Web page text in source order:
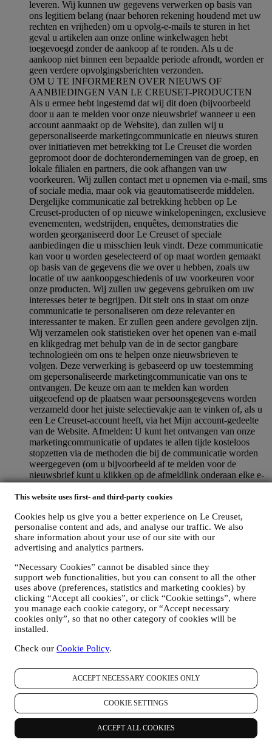
This website uses first- and third-party cookies
Cookies help us give you a better experience on Le Creuset,
personalise content and ads, and analyse our traffic. We also
share information about your use of our site with our
advertising and analytics partners.
“Necessary Cookies” cannot be disabled since they
support web functionalities, but you can consent to all the other
uses above (preferences, statistics and marketing cookies) by
clicking “Accept all cookies”, or click “Cookie settings”, where
you manage each cookie category, or “Accept necessary
cookies only”, so that no other category of cookies will be
installed.
Check our Cookie Policy.
ACCEPT NECESSARY COOKIES ONLY
COOKIE SETTINGS
ACCEPT ALL COOKIES
leveren. Wij kunnen uw gegevens verwerken op basis van
ons legitiem belang (naar behoren rekening houdend met uw
rechten en vrijheden) om u opvolg-e-mails te sturen in het
geval u artikelen aan onze online winkelwagen hebt
toegevoegd zonder de aankoop af te ronden. Als u de
aankoop niet binnen een bepaalde periode afrondt, worden er
geen verdere opvolgingsberichten verzonden.
OM U TE INFORMEREN OVER NIEUWS OF
AANBIEDINGEN VAN LE CREUSET-PRODUCTEN
Als u ermee hebt ingestemd dat wij dit doen (bijvoorbeeld
door u aan te melden voor onze nieuwsbrief wanneer u een
account aanmaakt op de Website), dan zullen wij u
gepersonaliseerde marketingcommunicatie en nieuws sturen
over initiatieven met betrekking tot Le Creuset die worden
gepromoot door de dochterondernemingen van de groep, en
lokale filialen en partners, die ook afhangen van uw
voorkeuren. Wij zullen contact met u opnemen via e-mail, sms
of sociale media, maar ook via geautomatiseerde middelen.
Dergelijke communicatie zal betrekking hebben op Le
Creuset-producten of op nieuwe winkelopeningen, exclusieve
evenementen, wedstrijden, enquêtes, demonstraties die
worden georganiseerd door Le Creuset of speciale
aanbiedingen die u misschien leuk vindt. Deze communicatie
kan voor u worden geselecteerd of op maat worden gemaakt
op basis van de gegevens die we over u hebben, zoals uw
locatie of uw aankoopgeschiedenis of uw voorkeuren voor
onze producten. Wij zullen uw gegevens gebruiken om uw
interesses beter te begrijpen. Dit stelt ons in staat om onze
communicatie te personaliseren om deze relevanter en
interessanter te maken. Er zullen geen andere gevolgen zijn.
Wij verzamelen ook statistieken over het openen van e-mail
en klikgedrag met behulp van de in de sector gangbare
technologieën om ons te helpen onze nieuwsbrieven te
volgen. Deze verwerking is gebaseerd op uw toestemming
om gepersonaliseerde marketingcommunicatie van ons te
ontvangen. De keuze om aan te melden kan worden
uitgeoefend op de plaatsen waar persoonsgegevens worden
verzameld door het juiste selectievakje aan te vinken of, als u
een Le Creuset-account heeft, via het Mijn account-gedeelte
van de Website. Afmelden: U kunt het ontvangen van onze
marketingcommunicatie of updates te allen tijde kosteloos
stopzetten via de methoden die bij de communicatie worden
weergegeven (om u bijvoorbeeld af te melden voor de
nieuwsbrief kunt u klikken op de afmeldlink onderaan elke e-
mail). Als u een Le Creuset account hebt, kunt u eenvoudig
uw marketingvoorkeuren beheren. Als u onze
e-mail sturen naarprivacy@lecreuset.com. Wij zullen uw
afmelding zo spoedig mogelijk verwerken, maar in sommige
gevallen kunt u nog enkele berichten ontvangen totdat de
afmelding volledig is verwerkt.
Weet dat wij uw contactgegevens en andere
persoonsgegevens niet doorgeven of verkopen aan andere
bedrijven voor hun marketingdoeleinden.
RE-TARGETING / OM ONZE AANBIEDINGEN AAN
TE PASSEN EN DE KLANTERVARING TE
VERBETEREN
Wij willen uw gegevens gebruiken om onze diensten en
om u een gepersonaliseerde Le Creuset-klantervaring te
analyseren, bijvoorbeeld met betrekking tot de meest bekeken
producten, uw interactie met ons op sociale media, welke
pagina's van onze Website u bezoekt, welke inhoud van onze
aanbiedingen u leest. Wij doen dit voornamelijk door en ook
in combinatie met uw gegevens en voorkeuren die worden
verzameld zodra u zich inschrijft voor onze gepersonaliseerde
marketingcommunicatie. Wij zullen deze informatie gebruiken